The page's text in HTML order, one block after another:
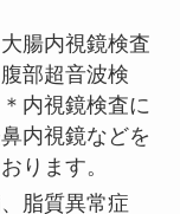
腸内視鏡検査
部超音波検
内視鏡検査に
内視鏡などを
ります。
脂質異常症